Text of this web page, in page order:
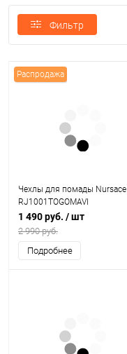
Фильтр
Распродажа
Чехлы для помады Nursace
RJ1001TOGOMAVI
1 490 руб. / шт
2 990 руб.
Подробнее